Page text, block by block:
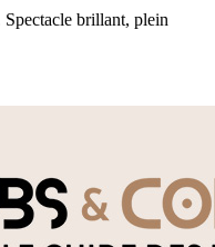
brillant, plein